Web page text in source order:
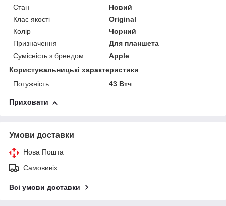
Стан
Новий
Клас якості
Original
Колір
Чорний
Призначення
Для планшета
Сумісність з брендом
Apple
Користувальницькі характеристики
Потужність
43 Втч
Приховати
Умови доставки
Нова Пошта
Самовивіз
Всі умови доставки